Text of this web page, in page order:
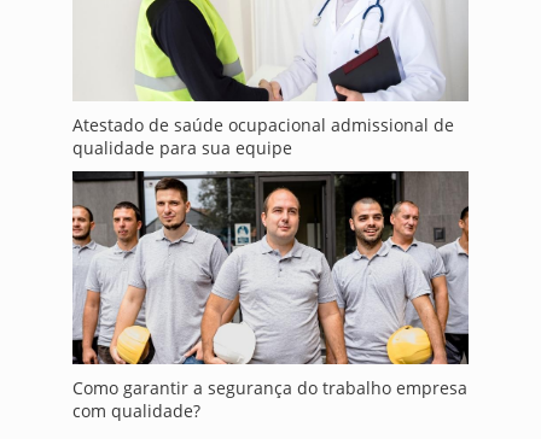
Atestado de saúde ocupacional admissional de
qualidade para sua equipe
Como garantir a segurança do trabalho empresa
com qualidade?